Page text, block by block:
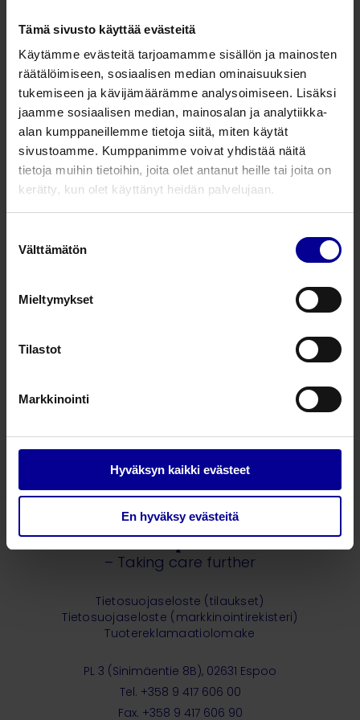
Tämä sivusto käyttää evästeitä
Käytämme evästeitä tarjoamamme sisällön ja mainosten
räätälöimiseen, sosiaalisen median ominaisuuksien
tukemiseen ja kävijämäärämme analysoimiseen. Lisäksi
jaamme sosiaalisen median, mainosalan ja analytiikka-
alan kumppaneillemme tietoja siitä, miten käytät
sivustoamme. Kumppanimme voivat yhdistää näitä
tietoja muihin tietoihin, joita olet antanut heille tai joita on
kerätty, kun olet käyttänyt heidän palvelujaan.
valinta
Välttämätön
Mieltymykset
Tilastot
Markkinointi
Hyväksyn kaikki evästeet
En hyväksy evästeitä
13 tuotetta
Easywrap – alaraajan
kompressiotekstiilit
Kompressiotekstiilit Kompressiotekstiilit
Easywrap- yläraajan
kompressiotekstiilit
Microfine kompressiosormikkaat ja
Kompressiotekstiilit
– Taking care further
PL 3 (Sinimäentie 8B), 02631 Espoo
Tel. +358 9 417 606 00
Fax. +358 9 417 606 90
Tietosuojaseloste (tilaukset)
Tietosuojaseloste (markkinointirekisteri)
Tuotereklamaatiolomake